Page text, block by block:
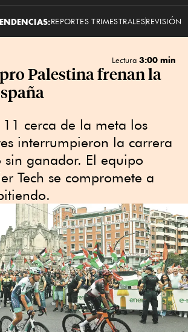
REPORTES TRIMESTRALESREVISIÓN
Lectura 3:00 min
Palestina frenan la
cerca de la meta los
interrumpieron la carrera
ganador. El equipo
Tech se compromete a